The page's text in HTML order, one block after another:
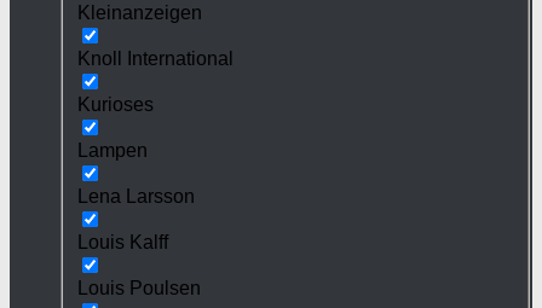
Kleinanzeigen
Knoll International
Kurioses
Lampen
Lena Larsson
Louis Kalff
Louis Poulsen